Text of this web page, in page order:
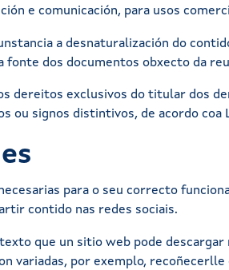
e comunicación, para usos
a desnaturalización do
fonte dos documentos obxecto da
dereitos exclusivos do titular dos
ou signos distintivos, de acordo
para o seu correcto
contido nas redes sociais.
que un sitio web pode
variadas, por exemplo,